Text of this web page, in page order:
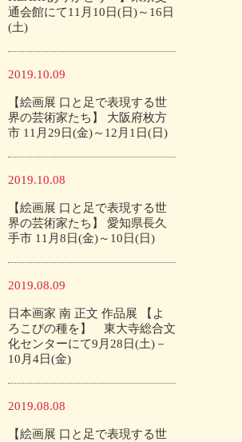
通会館にて11月10日(日)～16日
(土)
2019.10.09
【絵画展 口と足で表現する世
界の芸術家たち】 大阪府枚方
市 11月29日(金)～12月1日(日)
2019.10.08
【絵画展 口と足で表現する世
界の芸術家たち】 愛知県長久
手市 11月8日(金)～10日(日)
2019.08.09
日本画家 南 正文 作品展 【よ
ろこびの種を】 東大寺総合文
化センターにて9月28日(土)－
10月4日(金)
2019.08.08
【絵画展 口と足で表現する世